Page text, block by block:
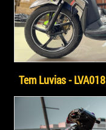
Tem Luvias - LVA018